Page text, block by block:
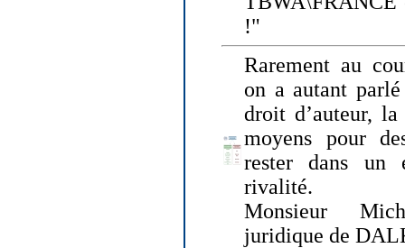
!"
Rarement au
on a autant
droit d’auteur,
moyens pour
rester dans un
rivalité.
Monsieur
juridique de